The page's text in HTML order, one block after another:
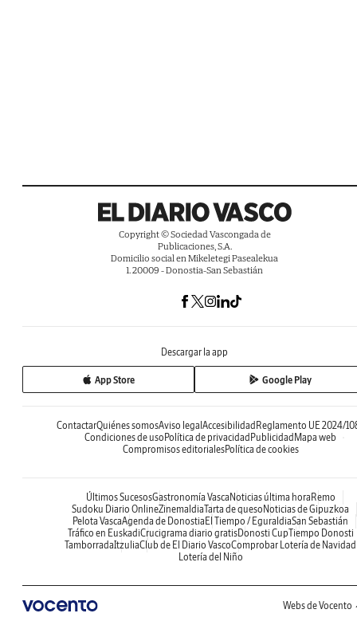
Copyright © Sociedad Vascongada de
Publicaciones, S.A.
Domicilio social en Mikeletegi Pasealekua
1. 20009 - Donostia-San Sebastián
Descargar la app
App Store Google Play
ContactarQuiénes somosAviso legal Accesibilidad Reglamento UE 2024/
Condiciones de uso Política de privacidad Publicidad Mapa web
Compromisos editorialesPolítica de cookies
Últimos SucesosGastronomía Vasca Noticias última hora Remo
Sudoku Diario OnlineZinemaldiaTarta de queso Noticias de Gipuzkoa
Pelota VascaAgenda de Donostia El Tiempo / EguraldiaSan Sebastián
Tráfico en EuskadiCrucigrama diario gratisDonosti CupTiempo Donosti
TamborradaItzuliaClub de El Diario VascoComprobar Lotería de Navidad
Lotería del Niño
Webs de Vocento